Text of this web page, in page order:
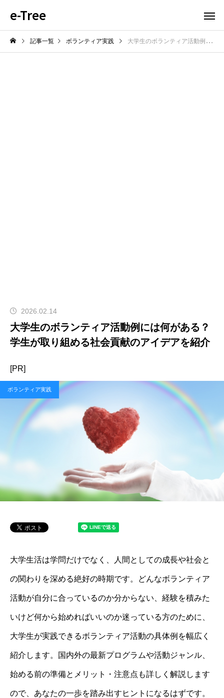
e-Tree
記事一覧 ボランティア実践 大学生のボランティア活動例には何がある？学生が取り組める社会貢献のアイデアを紹介
2026.02.14
大学生のボランティア活動例には何がある？
学生が取り組める社会貢献のアイデアを紹介
[PR]
ボランティア実践
大学生活は学問だけでなく、人間としての成長や社会と
の関わりを深める絶好の時期です。どんなボランティア
活動が自分に合っているのか分からない、経験を積みた
いけど何から始めればいいのか迷っている方のために、
大学生が実践できるボランティア活動の具体例を幅広く
紹介します。国内外の最新プログラムや活動ジャンル、
始める前の準備とメリット・注意点も詳しく解説します
ので、あなたの一歩を踏み出すヒントになるはずです。